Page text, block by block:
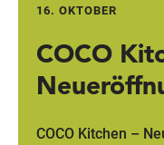
16. OKTOBER
COCO
COCO Kitchen –